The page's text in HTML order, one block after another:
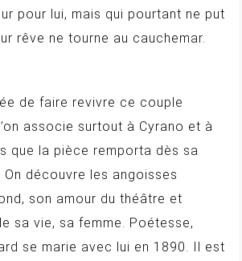
pour lui, mais qui pourtant ne put
rêve ne tourne au cauchemar.
de faire revivre ce couple
associe surtout à Cyrano et à
que la pièce remporta dès sa
découvre les angoisses
son amour du théâtre et
sa vie, sa femme. Poétesse,
se marie avec lui en 1890. Il est